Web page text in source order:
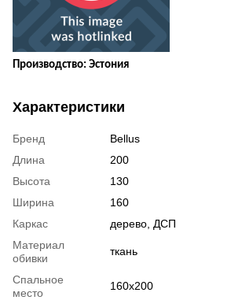
Производство: Эстония
Характеристики
Бренд
Bellus
Длина
200
Высота
130
Ширина
160
Каркас
дерево, ДСП
Материал
обивки
ткань
Спальное
место
160х200